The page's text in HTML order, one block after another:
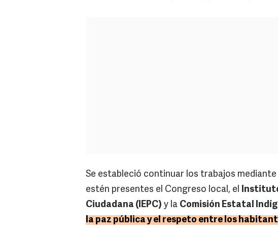
Se estableció continuar los trabajos mediante
estén presentes el Congreso local, el
Ciudadana (IEPC) y la Comisión Estatal
la paz pública y el respeto entre los